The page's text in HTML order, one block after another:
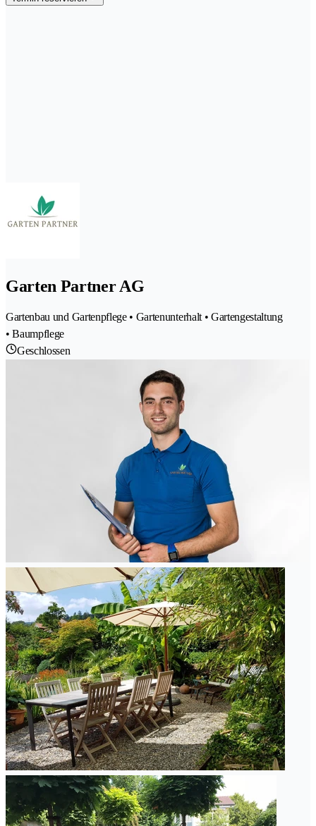
Garten Partner AG
Gartenbau und Gartenpflege • Gartenunterhalt • Gartengestaltung
• Baumpflege
Geschlossen